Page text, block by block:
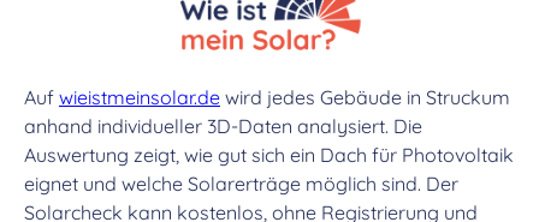
Auf wieistmeinsolar.de wird jedes Gebäude in Struckum
anhand individueller 3D-Daten analysiert. Die
Auswertung zeigt, wie gut sich ein Dach für Photovoltaik
eignet und welche Solarerträge möglich sind. Der
Solarcheck kann kostenlos, ohne Registrierung und